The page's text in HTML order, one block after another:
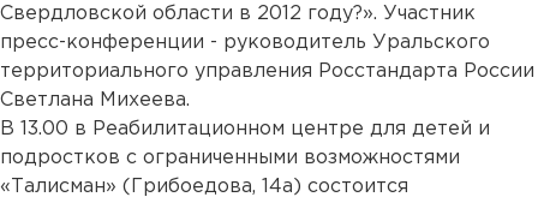
Свердловской области в 2012 году?». Участник
пресс-конференции - руководитель Уральского
территориального управления Росстандарта России
Светлана Михеева.
В 13.00 в Реабилитационном центре для детей и
подростков с ограниченными возможностями
«Талисман» (Грибоедова, 14а) состоится